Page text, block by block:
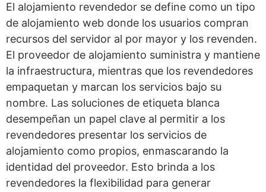
revendedor?
¿Quién no debería usar el alojamiento
revendedor?
¿Cómo elijo un plan de alojamiento
revendedor?
¿Cuáles son las alternativas al
alojamiento revendedor?
Alojamiento compartido
El alojamiento revendedor se define como un tipo
de alojamiento web donde los usuarios compran
recursos del servidor al por mayor y los revenden.
El proveedor de alojamiento suministra y mantiene
la infraestructura, mientras que los revendedores
empaquetan y marcan los servicios bajo su
nombre. Las soluciones de etiqueta blanca
desempeñan un papel clave al permitir a los
revendedores presentar los servicios de
alojamiento como propios, enmascarando la
identidad del proveedor. Esto brinda a los
revendedores la flexibilidad para generar